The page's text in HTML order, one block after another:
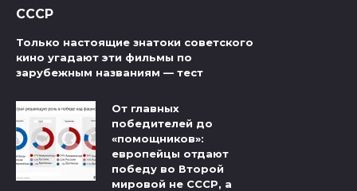
СССР
Только настоящие знатоки советского
кино угадают эти фильмы по
зарубежным названиям — тест
От главных
победителей до
«помощников»:
европейцы отдают
победу во Второй
мировой не СССР, а